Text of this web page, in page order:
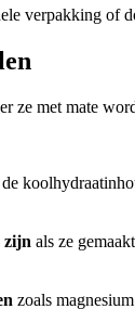
verpakking of
ze met mate
zijn als ze
zoals